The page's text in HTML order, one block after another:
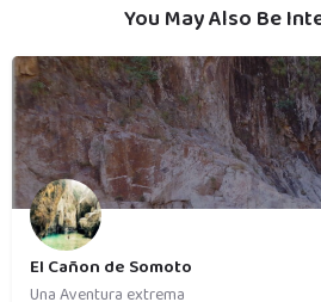
You May Also Be
El Cañon de Somoto
Una Aventura extrema